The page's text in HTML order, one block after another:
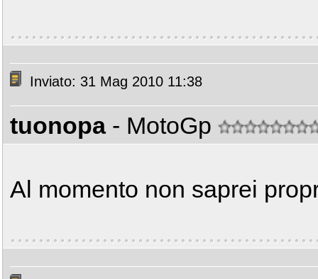
Inviato: 31 Mag 2010 11:38
tuonopa - MotoGp
Al momento non saprei